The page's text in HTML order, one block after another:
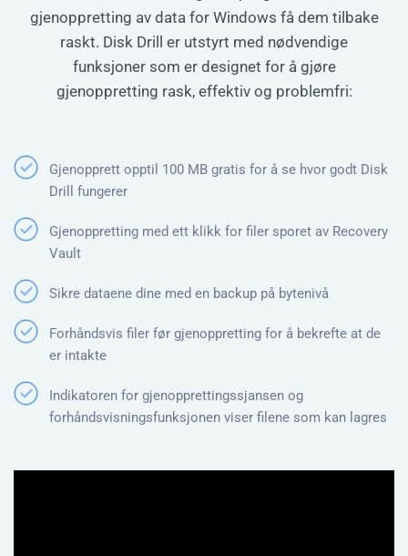
gjenoppretting av data for Windows få dem tilbake
raskt. Disk Drill er utstyrt med nødvendige
funksjoner som er designet for å gjøre
gjenoppretting rask, effektiv og problemfri:
Gjenopprett opptil 100 MB gratis for å se hvor godt Disk
Drill fungerer
Gjenoppretting med ett klikk for filer sporet av Recovery
Vault
Sikre dataene dine med en backup på bytenivå
Forhåndsvis filer før gjenoppretting for å bekrefte at de
er intakte
Indikatoren for gjenopprettingssjansen og
forhåndsvisningsfunksjonen viser filene som kan lagres